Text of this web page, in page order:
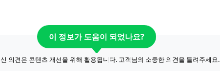
이 정보가 도움이 되었나요?
의견은 콘텐츠 개선을 위해 활용됩니다. 고객님의 소중한 의견을 들려주세요.